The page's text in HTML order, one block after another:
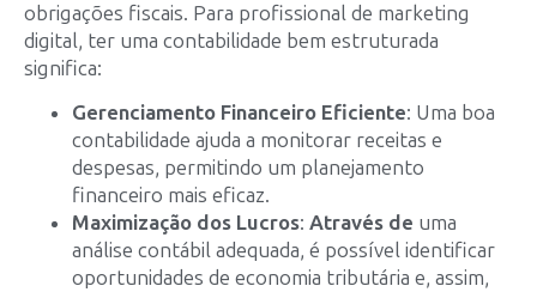
obrigações fiscais. Para profissional de marketing
digital, ter uma contabilidade bem estruturada
significa:
Gerenciamento Financeiro Eficiente: Uma boa
contabilidade ajuda a monitorar receitas e
despesas, permitindo um planejamento
financeiro mais eficaz.
Maximização dos Lucros: Através de uma
análise contábil adequada, é possível identificar
oportunidades de economia tributária e, assim,